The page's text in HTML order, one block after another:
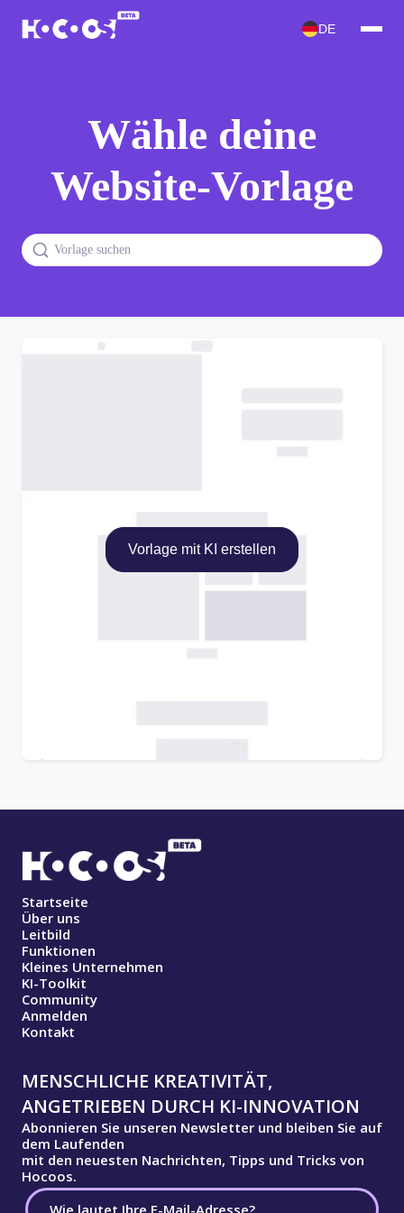
DE
Wähle deine
Website-Vorlage
Vorlage mit KI erstellen
Startseite
Über uns
Leitbild
Funktionen
Kleines Unternehmen
KI-Toolkit
Community
Anmelden
Kontakt
MENSCHLICHE KREATIVITÄT,
ANGETRIEBEN DURCH KI-INNOVATION
Abonnieren Sie unseren Newsletter und bleiben Sie auf
dem Laufenden
mit den neuesten Nachrichten, Tipps und Tricks von
Hocoos.